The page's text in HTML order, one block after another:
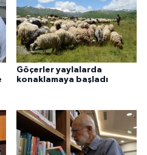
Göçerler yaylalarda
konaklamaya başladı